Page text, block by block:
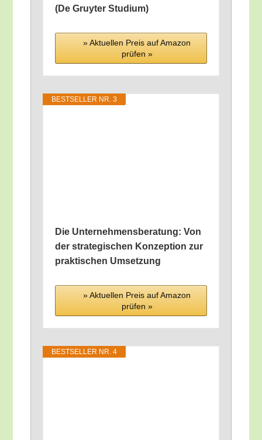
(De Gruy­ter Studium)
» Aktu­el­len Preis auf Ama­zon
prü­fen »
BEST­SEL­LER NR. 3
Die Unter­neh­mens­be­ra­tung: Von
der stra­te­gi­schen Kon­zep­ti­on zur
prak­ti­schen Umsetzung
» Aktu­el­len Preis auf Ama­zon
prü­fen »
BEST­SEL­LER NR. 4